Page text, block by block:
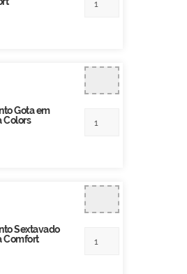
Gota em
Colors
Sextavado
Comfort